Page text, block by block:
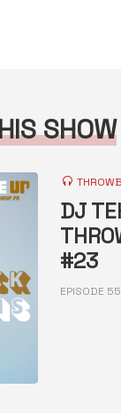
SHOW
DJ
#23
EPISODE